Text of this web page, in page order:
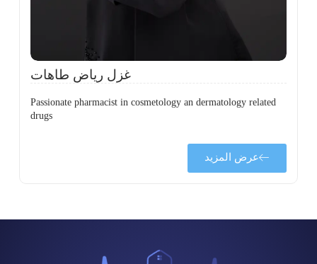
غزل رياض طاهات
Passionate pharmacist in cosmetology an dermatology related
drugs
عرض المزيد